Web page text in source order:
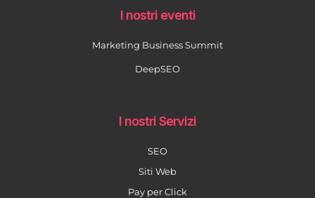
I nostri eventi
Marketing Business Summit
DeepSEO
I nostri Servizi
SEO
Siti Web
Pay per Click